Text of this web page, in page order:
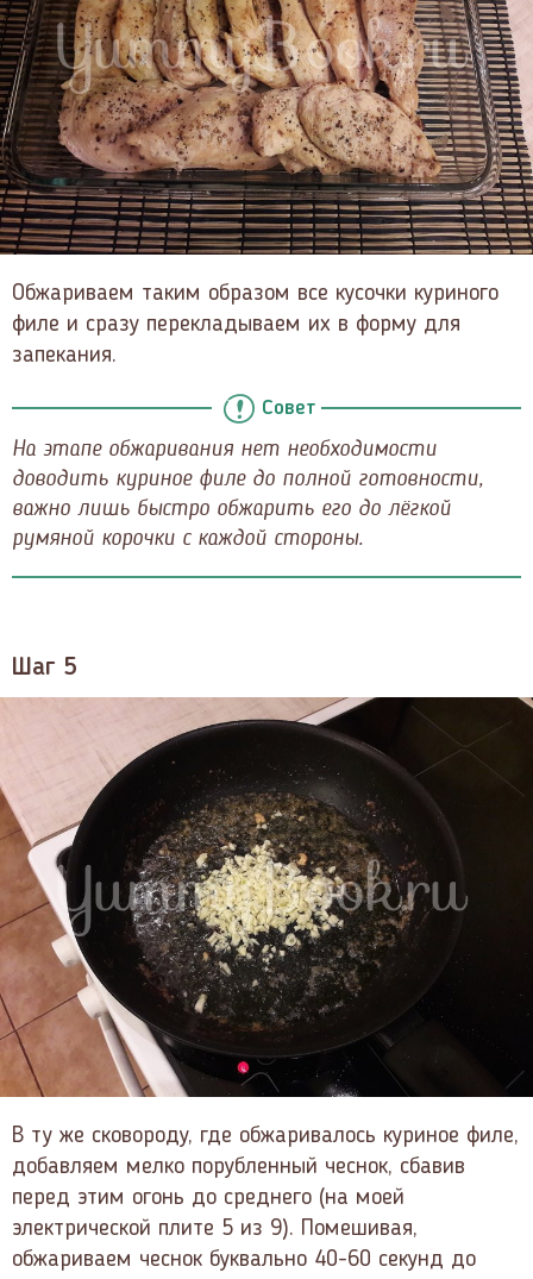
Обжариваем таким образом все кусочки куриного
филе и сразу перекладываем их в форму для
запекания.
Совет
На этапе обжаривания нет необходимости
доводить куриное филе до полной готовности,
важно лишь быстро обжарить его до лёгкой
румяной корочки с каждой стороны.
Шаг 5
В ту же сковороду, где обжаривалось куриное филе,
добавляем мелко порубленный чеснок, сбавив
перед этим огонь до среднего (на моей
электрической плите 5 из 9). Помешивая,
обжариваем чеснок буквально 40-60 секунд до